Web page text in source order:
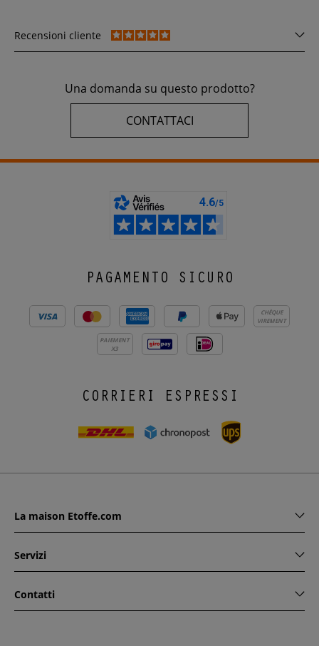
Recensioni cliente
Una domanda su questo prodotto?
CONTATTACI
PAGAMENTO SICURO
CHÈQUE
VIREMENT
PAIEMENT
X3
CORRIERI ESPRESSI
La maison Etoffe.com
Servizi
Contatti